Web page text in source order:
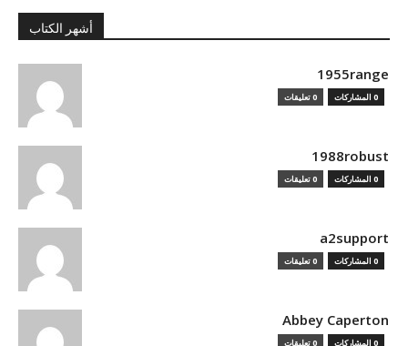
أشهر الكتاب
1955range
0 المشاركات 0 تعليقات
1988robust
0 المشاركات 0 تعليقات
a2support
0 المشاركات 0 تعليقات
Abbey Caperton
0 المشاركات 0 تعليقات